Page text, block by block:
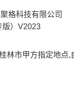
格科技有限公司
版）V2023
林市甲方指定地点